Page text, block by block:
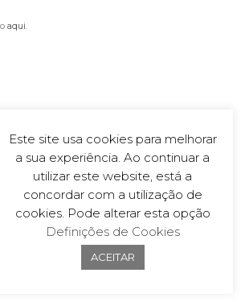
aqui.
| All material on this website is
copyrighted
Powered bywecoDEK, Lda
Este site usa cookies para melhorar
a sua experiência. Ao continuar a
utilizar este website, está a
concordar com a utilização de
cookies. Pode alterar esta opção
Definições de Cookies
ACEITAR